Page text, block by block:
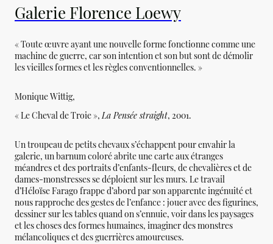
Galerie Florence Loewy
« Toute œuvre ayant une nouvelle forme fonctionne comme une
machine de guerre, car son intention et son but sont de démolir
les vieilles formes et les règles conventionnelles. »
Monique Wittig,
« Le Cheval de Troie »,La Pensée straight, 2001.
Un troupeau de petits chevaux s’échappent pour envahir la
galerie, un barnum coloré abrite une carte aux étranges
méandres et des portraits d’enfants-fleurs, de chevalières et de
dames-monstresses se déploient sur les murs. Le travail
d’Héloïse Farago frappe d’abord par son apparente ingénuité et
nous rapproche des gestes de l’enfance : jouer avec des figurines,
dessiner sur les tables quand on s’ennuie, voir dans les paysages
et les choses des formes humaines, imaginer des monstres
mélancoliques et des guerrières amoureuses.